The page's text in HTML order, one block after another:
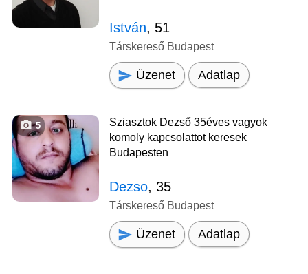
István, 51
Társkereső Budapest
Üzenet Adatlap
5
Sziasztok Dezső 35éves vagyok
komoly kapcsolattot keresek
Budapesten
Dezso, 35
Társkereső Budapest
Üzenet Adatlap